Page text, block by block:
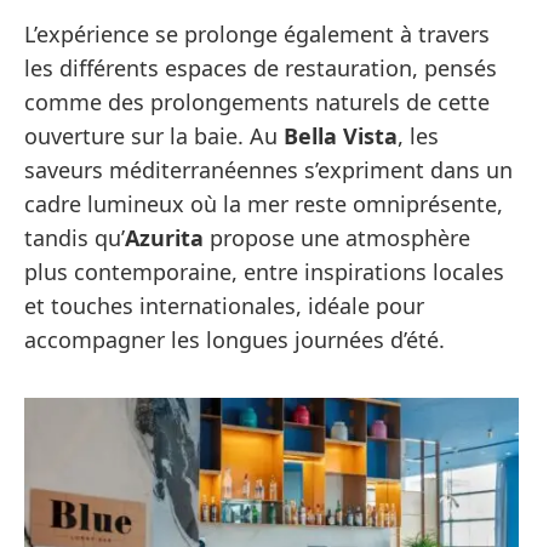
L’expérience se prolonge également à travers
les différents espaces de restauration, pensés
comme des prolongements naturels de cette
ouverture sur la baie. Au Bella Vista, les
saveurs méditerranéennes s’expriment dans un
cadre lumineux où la mer reste omniprésente,
tandis qu’Azurita propose une atmosphère
plus contemporaine, entre inspirations locales
et touches internationales, idéale pour
accompagner les longues journées d’été.